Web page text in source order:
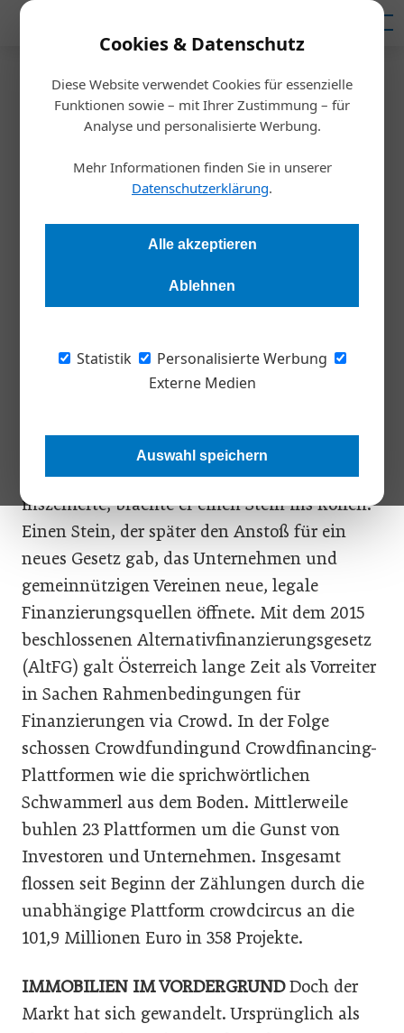
Cookies & Datenschutz
Diese Website verwendet Cookies für essenzielle
Funktionen sowie – mit Ihrer Zustimmung – für
Analyse und personalisierte Werbung.
Mehr Informationen finden Sie in unserer
Datenschutzerklärung.
Alle akzeptieren
Ablehnen
Statistik
Personalisierte Werbung
Externe Medien
Auswahl speichern
Startseite/Inspiration
Crowdinvesting: Wie
Unternehmen zu Geld kommen
Crowdfunding oder besser Crowdfinancing hat sich in
Österreich längst etabliert. Auch wenn der Markt
bietet diese alternative Finanzierungsform für KMU
interessante Möglichkeiten.
Staudinger 2012 seinen Aufstand gegen die
Finanzmarktaufsicht medienwirksam
inszenierte, brachte er einen Stein ins Rollen.
Einen Stein, der später den Anstoß für ein
neues Gesetz gab, das Unternehmen und
gemeinnützigen Vereinen neue, legale
Finanzierungsquellen öffnete. Mit dem 2015
beschlossenen Alternativfinanzierungsgesetz
(AltFG) galt Österreich lange Zeit als Vorreiter
in Sachen Rahmenbedingungen für
Finanzierungen via Crowd. In der Folge
schossen Crowdfundingund Crowdfinancing-
Plattformen wie die sprichwörtlichen
Schwammerl aus dem Boden. Mittlerweile
buhlen 23 Plattformen um die Gunst von
Investoren und Unternehmen. Insgesamt
flossen seit Beginn der Zählungen durch die
unabhängige Plattform crowdcircus an die
101,9 Millionen Euro in 358 Projekte.
IMMOBILIEN IM VORDERGRUNDDoch der
Markt hat sich gewandelt. Ursprünglich als